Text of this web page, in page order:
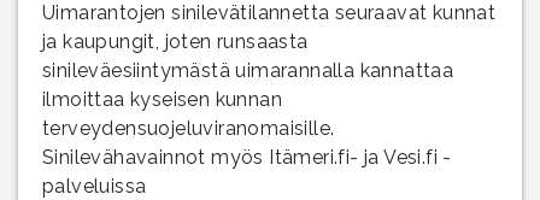
Uimarantojen sinilevätilannetta seuraavat kunnat
ja kaupungit, joten runsaasta
sinileväesiintymästä uimarannalla kannattaa
ilmoittaa kyseisen kunnan
terveydensuojeluviranomaisille.
Sinilevähavainnot myös Itämeri.fi- ja Vesi.fi -
palveluissa